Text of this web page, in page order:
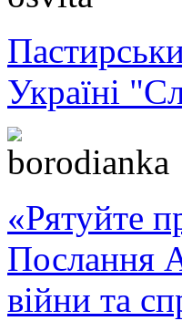
Україні
«Рятуйте
Послання
війни та